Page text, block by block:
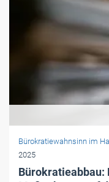
Bürokratiewahnsinn im
2025